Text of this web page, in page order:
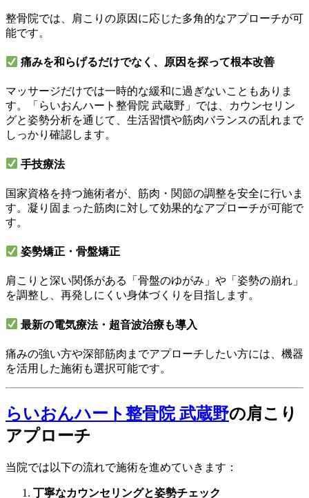
整骨院では、肩こりの原因に応じた多角的なアプローチが可
能です。
痛みを和らげるだけでなく、原因を探って根本改善
マッサージだけでは一時的な緩和に過ぎないこともありま
す。「らいおんハート整骨院 武蔵野」では、カウンセリン
グと姿勢分析を通じて、生活習慣や筋肉バランスの乱れまで
しっかり確認します。
手技療法
国家資格を持つ施術者が、筋肉・関節の調整を安全に行いま
す。凝り固まった筋肉に対して効果的なアプローチが可能で
す。
姿勢矯正・骨盤矯正
肩こりと深い関係がある「骨盤のゆがみ」や「姿勢の崩れ」
を調整し、再発しにくい身体づくりを目指します。
最新の電気療法・超音波治療も導入
痛みの強い方や深部筋肉までアプローチしたい方には、機器
を活用した施術も選択可能です。
らいおんハート整骨院 武蔵野の肩こり
アプローチ
当院では以下の流れで施術を進めていきます：
丁寧なカウンセリングと姿勢チェック